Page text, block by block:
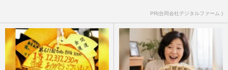
PR(合同会社デジタルファーム )